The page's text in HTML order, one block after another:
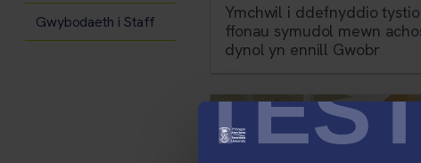
Ymchwil i ddefnyddio
ffonau symudol mewn
dynol yn ennill Gwobr
Gwybodaeth i Staff